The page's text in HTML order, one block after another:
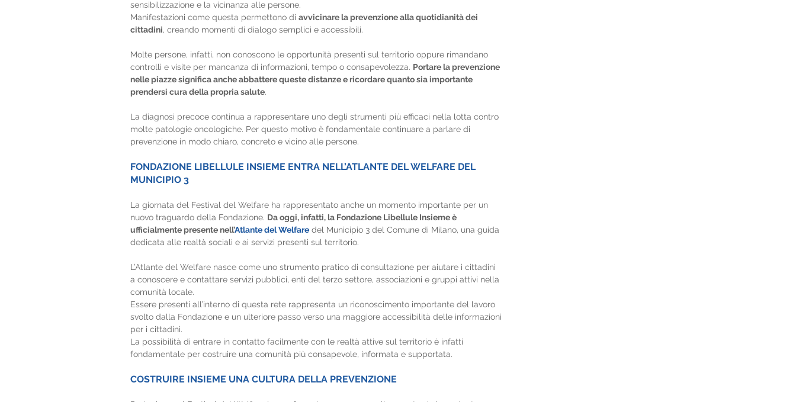
sensibilizzazione e la vicinanza alle persone.
Manifestazioni come questa permettono di avvicinare la prevenzione alla quotidianità dei
cittadini, creando momenti di dialogo semplici e accessibili.
Molte persone, infatti, non conoscono le opportunità presenti sul territorio oppure rimandano
controlli e visite per mancanza di informazioni, tempo o consapevolezza. Portare la prevenzione
nelle piazze significa anche abbattere queste distanze e ricordare quanto sia importante
prendersi cura della propria salute.
La diagnosi precoce continua a rappresentare uno degli strumenti più efficaci nella lotta contro
molte patologie oncologiche. Per questo motivo è fondamentale continuare a parlare di
prevenzione in modo chiaro, concreto e vicino alle persone.
FONDAZIONE LIBELLULE INSIEME ENTRA NELL’ATLANTE DEL WELFARE DEL
MUNICIPIO 3
La giornata del Festival del Welfare ha rappresentato anche un momento importante per un
nuovo traguardo della Fondazione. Da oggi, infatti, la Fondazione Libellule Insieme è
ufficialmente presente nell’Atlante del Welfare del Municipio 3 del Comune di Milano, una guida
dedicata alle realtà sociali e ai servizi presenti sul territorio.
L’Atlante del Welfare nasce come uno strumento pratico di consultazione per aiutare i cittadini
a conoscere e contattare servizi pubblici, enti del terzo settore, associazioni e gruppi attivi nella
comunità locale.
Essere presenti all’interno di questa rete rappresenta un riconoscimento importante del lavoro
svolto dalla Fondazione e un ulteriore passo verso una maggiore accessibilità delle informazioni
per i cittadini.
La possibilità di entrare in contatto facilmente con le realtà attive sul territorio è infatti
fondamentale per costruire una comunità più consapevole, informata e supportata.
COSTRUIRE INSIEME UNA CULTURA DELLA PREVENZIONE